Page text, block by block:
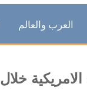
العرب والعالم
الامريكية خلال